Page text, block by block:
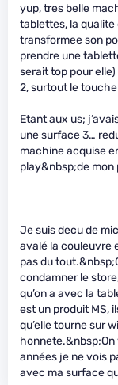
yup, tres belle
tablettes, la
transformee son
prendre une
serait top pour
2, surtout le
Etant aux us;
une surface 3…
machine acquise
play&nbsp;de mon
Je suis decu de
avalé la couleuvre
pas du
condamner le
qu’on a avec la
est un produit MS,
qu’elle tourne sur
honnete.&nbsp;On
années je ne vois
avec ma surface